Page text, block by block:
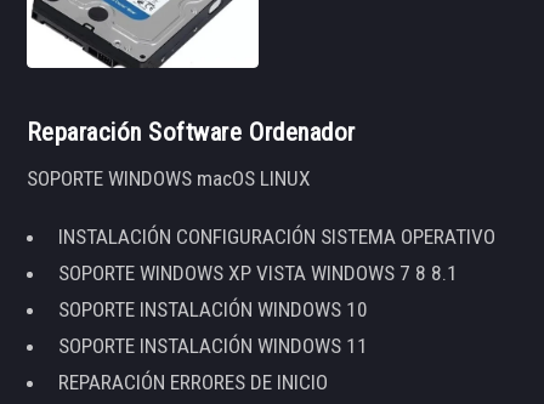
Reparación Software Ordenador
SOPORTE WINDOWS macOS LINUX
INSTALACIÓN CONFIGURACIÓN SISTEMA OPERATIVO
SOPORTE WINDOWS XP VISTA WINDOWS 7 8 8.1
SOPORTE INSTALACIÓN WINDOWS 10
SOPORTE INSTALACIÓN WINDOWS 11
REPARACIÓN ERRORES DE INICIO